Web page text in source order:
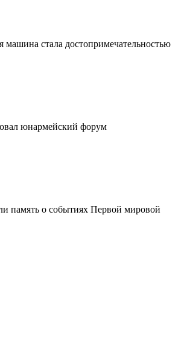
машина стала достопримечательностью
юнармейский форум
память о событиях Первой мировой